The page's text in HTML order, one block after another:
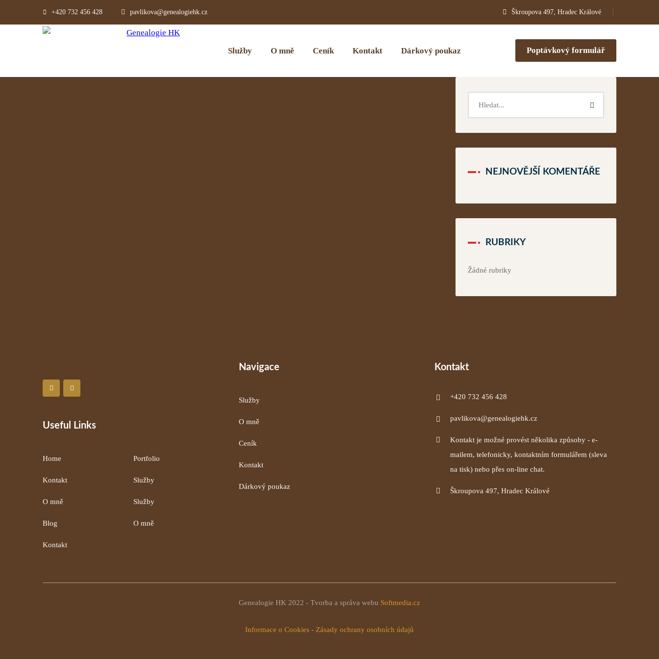
+420 732 456 428 pavlikova@genealogiehk.cz Škroupova 497, Hradec Králové
Poptávkový formulář
Služby O mně Ceník Kontakt Dárkový poukaz
NEJNOVĚJŠÍ KOMENTÁŘE
RUBRIKY
Žádné rubriky
Useful Links
Home Portfolio
Kontakt Služby
O mně Služby
Blog O mně
Kontakt
Navigace
Služby
O mně
Ceník
Kontakt
Dárkový poukaz
Kontakt
+420 732 456 428
pavlikova@genealogiehk.cz
Kontakt je možné provést několika způsoby - e-
mailem, telefonicky, kontaktním formulářem (sleva
na tisk) nebo přes on-line chat.
Škroupova 497, Hradec Králové
Genealogie HK 2022 - Tvorba a správa webu Softmedia.cz
Informace o Cookies - Zásady ochrany osobních údajů